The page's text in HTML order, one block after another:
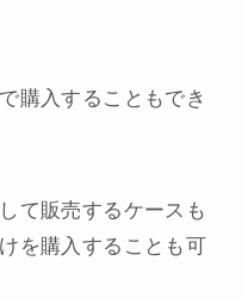
で購入することもでき
て販売するケースも
を購入することも可